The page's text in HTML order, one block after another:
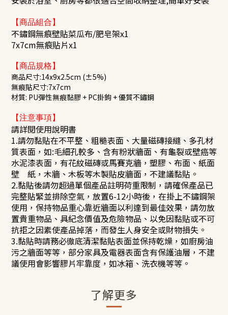
【商品組合】
不鏽鋼無痕壁貼菜瓜布/肥皂架x1
7x7cm無痕貼片x1
【商品規格】
商品尺寸:14x9x2.5cm (±5%)
無痕貼尺寸:7x7cm
材質: PU彈性無痕黏膠 + PC掛鉤 + 優質不鏽鋼
【注意事項】
請詳閱使用說明書
1.請勿黏貼在不平整、粗糙表面、大量磁磚接縫、多孔材
質表面，如:毛細孔較多、含有粉狀牆面、有龜裂或壁癌等
水泥漆表面，有花紋磁磚或馬賽克牆，塑膠、布面、紙面
壁 紙，木牆、木板等木製貼皮牆面，不建議黏貼。
2.黏貼後請勿超過單個產品註明荷重限制，請確保產品已
完整貼緊並排除空氣，放置6-12小時後，在掛上不鏽鋼架
使用，保持物品重心靠近牆面以利達到最佳效果，請勿放
置貴重物品、具紀念價值及危險物品、以免因黏貼或不可
抗拒之因素使產品掉落，而發生人身安全或財物損失。
3.黏貼時請務必徹底清潔黏貼表面並保持乾燥，如廚房油
污之牆面等等，部分家具及電器表面含有保護油層，不建
議使用會影響膠片牢靠度，如冰箱、洗衣機等等。
了解更多